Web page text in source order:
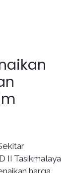
II Tasikmalaya
harga